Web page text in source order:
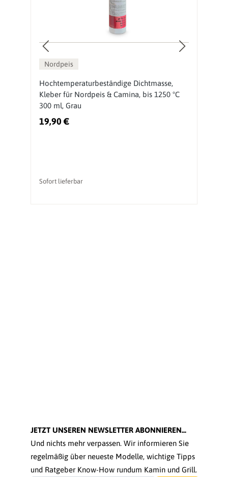
Nordpeis
Hochtemperaturbeständige Dichtmasse,
Kleber für Nordpeis & Camina, bis 1250 °C
300 ml, Grau
19,90 €
Sofort lieferbar
JETZT UNSEREN NEWSLETTER ABONNIEREN...
Und nichts mehr verpassen. Wir informieren Sie
regelmäßig über neueste Modelle, wichtige Tipps
und Ratgeber Know-How rundum Kamin und Grill.